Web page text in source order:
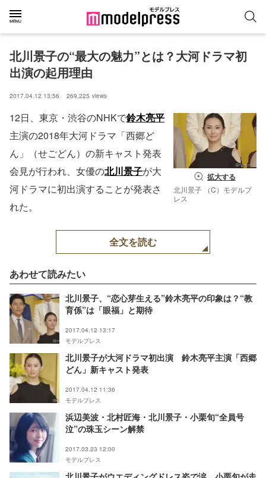
北川景子の“最大の魅力”とは？大河ドラマ初
出演の起用理由
2017.04.12 13:56 269,225 views
拡大する
北川景子 （C）モデルプ
レス
12日、東京・渋谷のNHKで鈴木亮平
主演の2018年大河ドラマ「西郷ど
ん」（せごどん）の新キャスト発表
会見が行われ、女優の北川景子が大
河ドラマに初出演することが発表さ
れた。
全文を読む
あわせて読みたい
北川景子、“恋心芽生える”鈴木亮平の印象は？“教
育係”は「眼福」と期待
2017.04.12 13:17
モデルプレス
北川景子が大河ドラマ初出演 鈴木亮平主演「西郷
どん」新キャスト発表
2017.04.12 11:36
モデルプレス
浜辺美波・北村匠海・北川景子・小栗旬“全員号
泣”の珠玉シーン解禁
2017.03.23 12:00
モデルプレス